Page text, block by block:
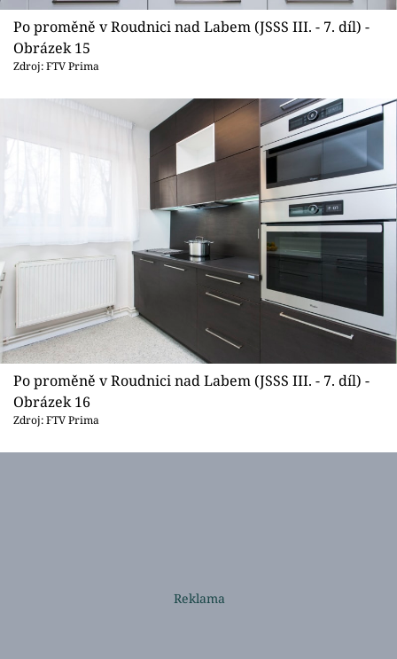
Po proměně v Roudnici nad Labem (JSSS III. - 7. díl) -
Obrázek 15
Zdroj: FTV Prima
Po proměně v Roudnici nad Labem (JSSS III. - 7. díl) -
Obrázek 16
Zdroj: FTV Prima